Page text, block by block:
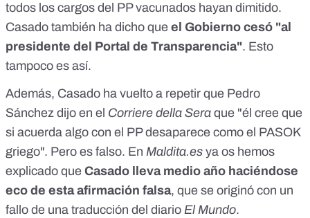
todos los cargos del PP vacunados hayan dimitido.
Casado también ha dicho que el Gobierno cesó "al
presidente del Portal de Transparencia". Esto
tampoco es así.
Además, Casado ha vuelto a repetir que Pedro
Sánchez dijo en el Corriere della Sera que "él cree que
si acuerda algo con el PP desaparece como el PASOK
griego". Pero es falso. En Maldita.es ya os hemos
explicado que Casado lleva medio año haciéndose
eco de esta afirmación falsa, que se originó con un
fallo de una traducción del diario El Mundo.